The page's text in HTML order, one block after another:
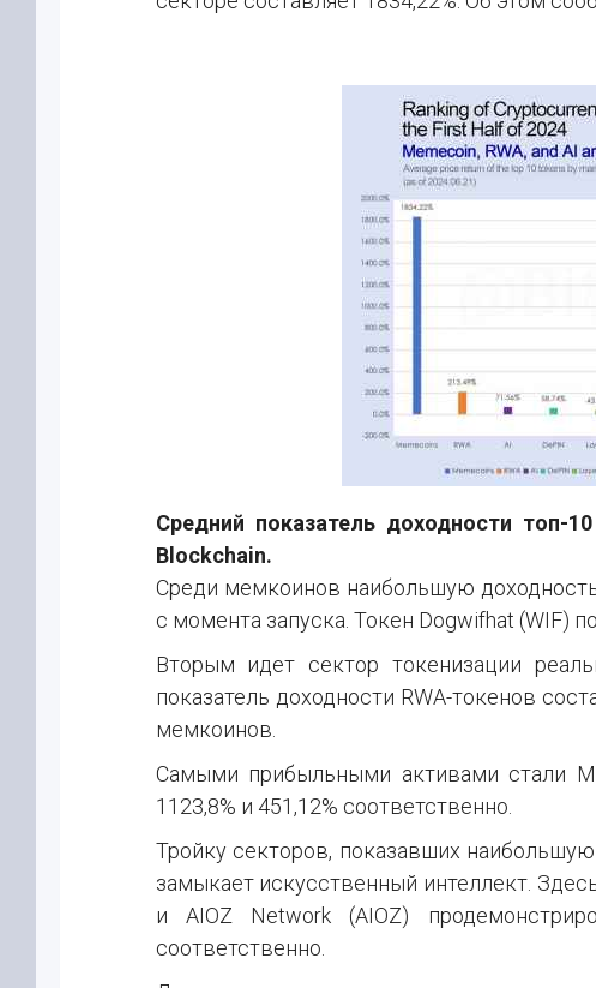
Средний показатель доходности топ-
Blockchain.
Среди мемкоинов наибольшую
с момента запуска. Токен Dogwifhat (WIF)
Вторым идет сектор токенизации
показатель доходности RWA-токенов
мемкоинов.
Самыми прибыльными активами стали
1123,8% и 451,12% соответственно.
Тройку секторов, показавших
замыкает искусственный интеллект.
и AIOZ Network (AIOZ)
соответственно.